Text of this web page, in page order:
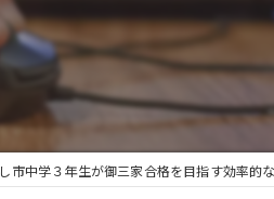
個別
市中学３年生が御三家合格を目指す効率的